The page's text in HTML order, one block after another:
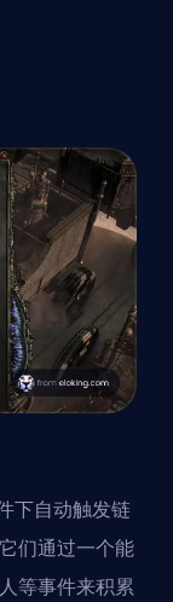
下自动触发链
们通过一个能
等事件来积累